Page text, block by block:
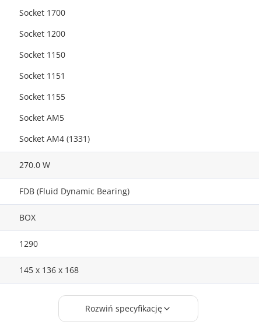
Socket 1700
Socket 1200
Socket 1150
Socket 1151
Socket 1155
Socket AM5
Socket AM4 (1331)
270.0 W
FDB (Fluid Dynamic Bearing)
BOX
1290
145 x 136 x 168
Model wentylatora: Silent Wings / Silent Wings 4
Wymiary wentylatora: 135 x 135 x 25 mm / 120 x 120 x 25 mm
Rozwiń specyfikację